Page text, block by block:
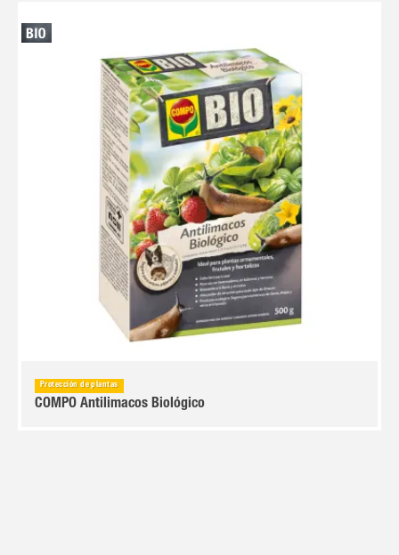
Protección de plantas
COMPO Antilimacos Biológico